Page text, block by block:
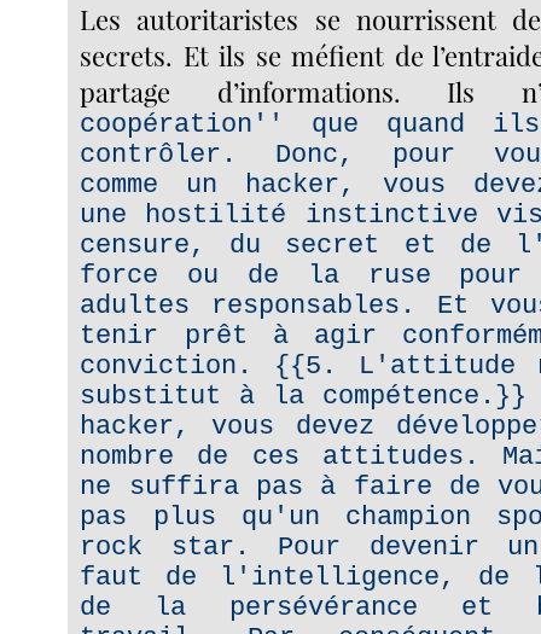
Les autoritaristes se nourrissent
secrets. Et ils se méfient de
partage d’informations. Ils
coopération'' que quand
contrôler. Donc, pour
comme un hacker, vous
une hostilité instinctive
censure, du secret et de
force ou de la ruse pour
adultes responsables. Et
tenir prêt à agir
conviction. {{5. L'attitude
substitut à la compétence.}}
hacker, vous devez
nombre de ces attitudes.
ne suffira pas à faire de
pas plus qu'un champion
rock star. Pour devenir
faut de l'intelligence, de
de la persévérance et